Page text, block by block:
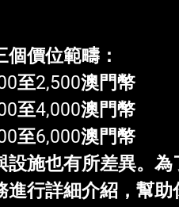
價位範疇：
至2,500澳門幣
至4,000澳門幣
至6,000澳門幣
施也有所差異。
行詳細介紹，幫